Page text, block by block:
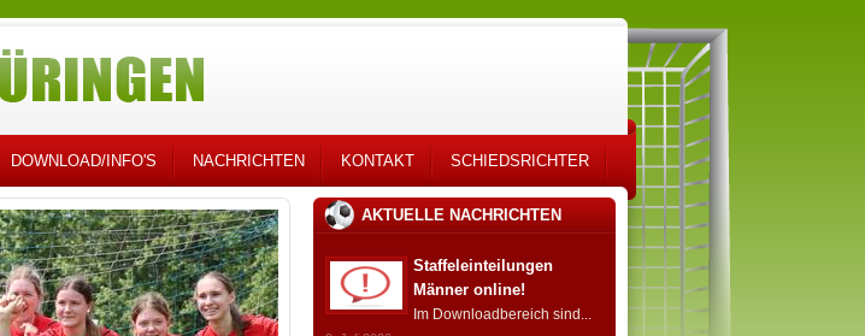
DOWNLOAD/INFO'S NACHRICHTEN KONTAKT SCHIEDSRICHTER
AKTUELLE NACHRICHTEN
Staffeleinteilungen
Männer online!
Im Downloadbereich sind...